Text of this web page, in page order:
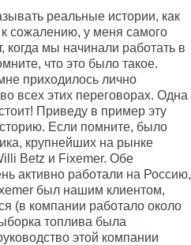
реальные истории, как
сожалению, у меня самого
когда мы начинали работать в
что это было такое.
приходилось лично
всех этих переговорах. Одна
Приведу в пример эту
Если помните, было
крупнейших на рынке
Betz и Fixemer. Обе
активно работали на Россию,
был нашим клиентом,
(в компании работало около
топлива была
этой компании